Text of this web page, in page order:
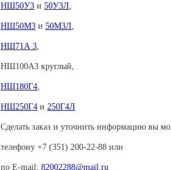
НШ50У3 и 50У3Л
НШ50М3 и 50М3Л
НШ71А 3
НШ100А3 круглый,
НШ180Г4
НШ250Г4 и 250Г4Л
Сделать заказ и уточнить информацию вы
телефону +7 (351) 200-22-88 или
по E-mail: 82002288@mail.ru